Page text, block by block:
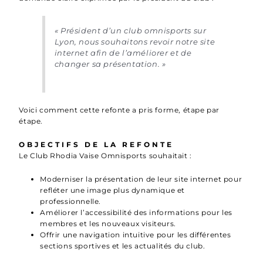
« Président d’un club omnisports sur
Lyon, nous souhaitons revoir notre site
internet afin de l’améliorer et de
changer sa présentation. »
Voici comment cette refonte a pris forme, étape par
étape.
OBJECTIFS DE LA REFONTE
Le Club Rhodia Vaise Omnisports souhaitait :
Moderniser la présentation de leur site internet pour
refléter une image plus dynamique et
professionnelle.
Améliorer l’accessibilité des informations pour les
membres et les nouveaux visiteurs.
Offrir une navigation intuitive pour les différentes
sections sportives et les actualités du club.